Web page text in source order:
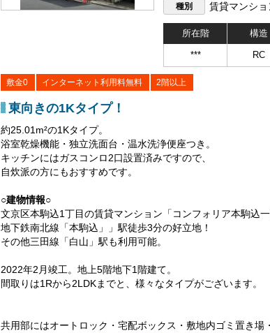
種別 賃貸マンショ
所在階 構造
*** RC
敷金0 インターネット利用料無料 2階以上
東向きの1Kタイプ！
約25.01m²の1Kタイプ。
浴室乾燥機能・独立洗面台・温水洗浄便座つき。
キッチンにはガスコンロ2口設置済みですので、
自炊派の方にもおすすめです。
○建物情報○
文京区本駒込1丁目の賃貸マンション「コンフォリア本駒込一
地下鉄南北線「本駒込」」駅徒歩3分の好立地！
その他三田線「白山」駅も利用可能。
2022年2月竣工。地上5階地下1階建て。
間取りは1Rから2LDKまでと、様々なタイプがございます。
共用部にはオートロック・宅配ボックス・敷地内ゴミ置き場